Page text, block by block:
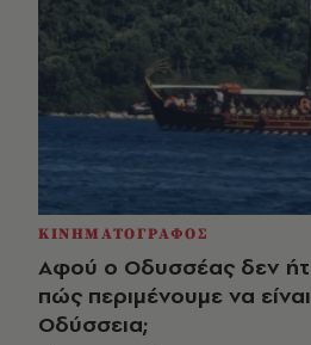
ΚΙΝΗΜΑΤΟΓΡΑΦΟΣ
Αφού ο Οδυσσέας δεν
πώς περιμένουμε να
Οδύσσεια;